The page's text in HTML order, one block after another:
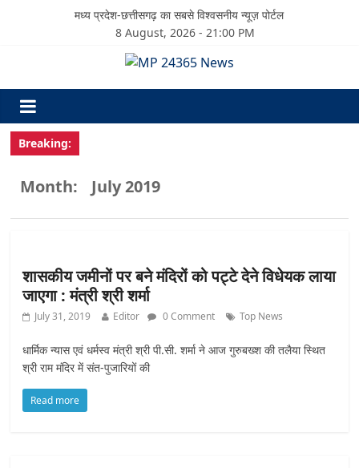
मध्य प्रदेश-छत्तीसगढ़ का सबसे विश्वसनीय न्यूज़ पोर्टल
8 August, 2026 - 21:00 PM
Breaking:
Month: July 2019
शासकीय जमीनों पर बने मंदिरों को पट्टे देने विधेयक लाया
जाएगा : मंत्री श्री शर्मा
July 31, 2019 Editor 0 Comment Top News
धार्मिक न्यास एवं धर्मस्व मंत्री श्री पी.सी. शर्मा ने आज गुरुबख्श की तलैया स्थित
श्री राम मंदिर में संत-पुजारियों की
Read more